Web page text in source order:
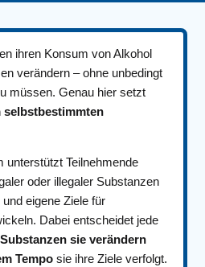
ihren Konsum von Alkohol
verändern – ohne unbedingt
müssen. Genau hier setzt
selbstbestimmten
unterstützt Teilnehmende
oder illegaler Substanzen
eigene Ziele für
Dabei entscheidet jede
sie verändern
Tempo sie ihre Ziele verfolgt.